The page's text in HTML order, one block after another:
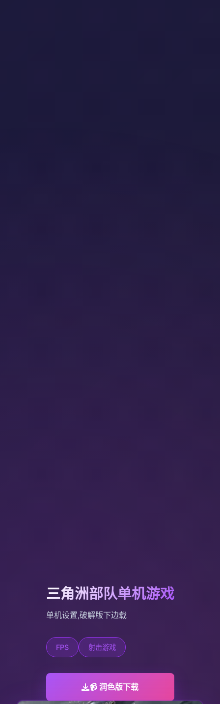
三角洲部队单机游戏
单机设置,破解版下边载
FPS 射击游戏
📹 润色版下载